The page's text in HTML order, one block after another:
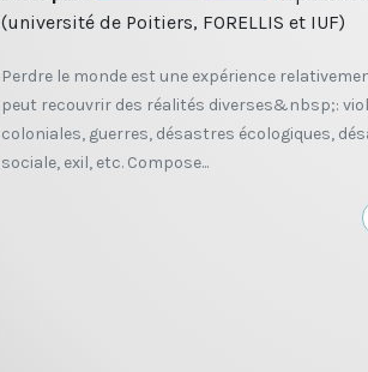
(université de Poitiers, FORELLIS et IUF)
Perdre le monde est une expérience
peut recouvrir des réalités diverses&nbsp;:
coloniales, guerres, désastres écologiques,
sociale, exil, etc. Compose...